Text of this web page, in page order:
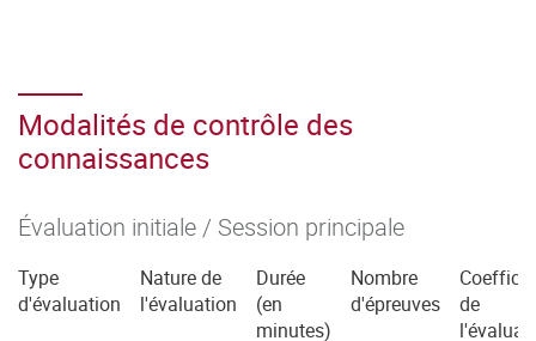
Modalités de contrôle des
connaissances
Évaluation initiale / Session principale
Type
d'évaluation
Nature de
l'évaluation
Durée
(en
minutes)
Nombre
d'épreuves
de